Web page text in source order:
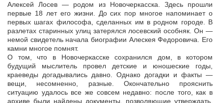
Алексей Лосев — родом из Новочеркасска. Здесь прошли
первые 18 лет его жизни. До сих пор многое напоминает о
первых шагах философа, сделанных им в родном городе. В
разлетах старинных улиц затерялся лосевский особняк. Он —
немой свидетель начала биографии Алескея Федоровича. Его
камни многое помнят.
О том, что в Новочеркасске сохранился дом, в котором
будущий мыслитель провел детские и юношеские годы,
краеведы догадывались давно. Однако догадки и факты —
вещи, несомненно, разные. Окончательно прояснить
ситуацию удалось все же совсем недавно: после того, как в
архиве были найдены документы, позволяющие утверждать,